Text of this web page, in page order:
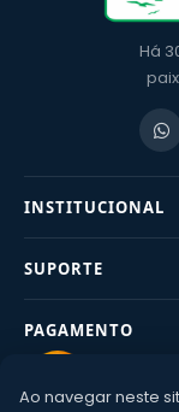
Há
INSTITUCIONAL
SUPORTE
PAGAMENTO
CONTATO
Ao navegar neste